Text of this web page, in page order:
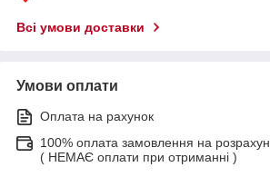
Всі умови доставки
Умови оплати
Оплата на рахунок
100% оплата замовлення на
( НЕМАЄ оплати при отриманні )